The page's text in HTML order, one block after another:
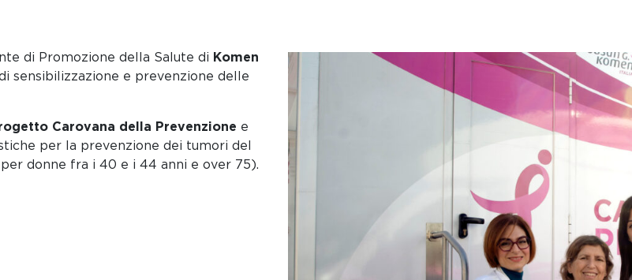
di Promozione della Salute di Komen
sensibilizzazione e prevenzione delle
Carovana della Prevenzione e
per la prevenzione dei tumori del
donne fra i 40 e i 44 anni e over 75).